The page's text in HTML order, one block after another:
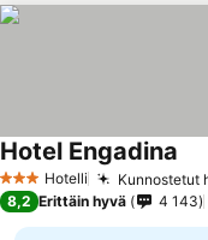
3 Tähtiluokitus
Hotelli Kunnostetut
Hotel Engadina
8,2 Erittäin hyvä 4 143